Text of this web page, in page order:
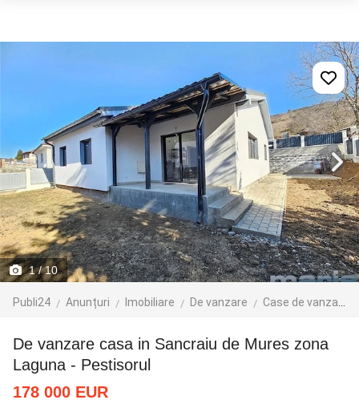
1/ 10
Publi24 Anunțuri Imobiliare De vanzare Case de vanzare
De vanzare casa in Sancraiu de Mures zona
Laguna - Pestisorul
178 000 EUR